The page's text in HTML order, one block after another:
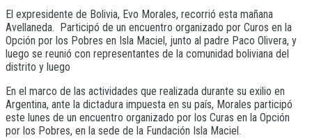
El expresidente de Bolivia, Evo Morales, recorrió esta mañana
Avellaneda. Participó de un encuentro organizado por Curos en la
Opción por los Pobres en Isla Maciel, junto al padre Paco Olivera, y
luego se reunió con representantes de la comunidad boliviana del
distrito y luego
En el marco de las actividades que realizada durante su exilio en
Argentina, ante la dictadura impuesta en su país, Morales participó
este lunes de un encuentro organizado por los Curas en la Opción
por los Pobres, en la sede de la Fundación Isla Maciel.